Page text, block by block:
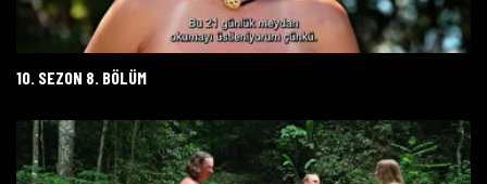
10. SEZON 8. BÖLÜM